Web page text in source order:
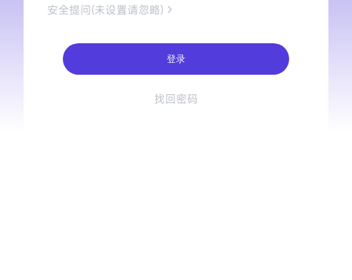
安全提问(未设置请忽略)
登录
找回密码